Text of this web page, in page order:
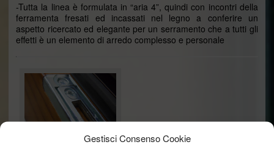
Gestisci Consenso Cookie
-Tutta la linea è formulata in “aria 4”, quindi con incontri della
ferramenta fresati ed incassati nel legno a conferire un
aspetto ricercato ed elegante per un serramento che a tutti gli
effetti è un elemento di arredo complesso e personale